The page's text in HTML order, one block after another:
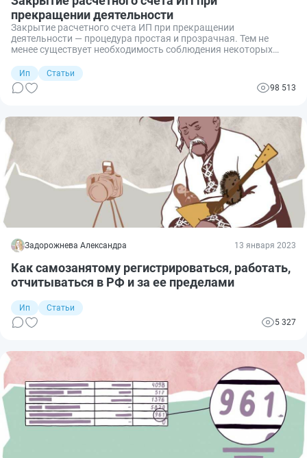
прекращении деятельности
Закрытие расчетного счета ИП при прекращении
деятельности — процедура простая и прозрачная. Тем не
менее существует необходимость соблюдения некоторых
сделать.
Ип
Статьи
98 513
Задорожнева Александра 13 января 2023
Как самозанятому регистрироваться, работать,
отчитываться в РФ и за ее пределами
Ип
Статьи
5 327